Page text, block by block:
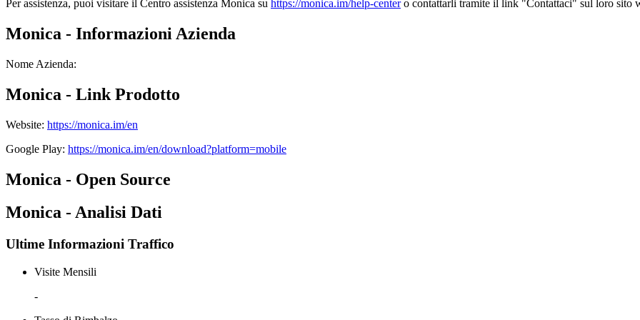
Per assistenza, puoi visitare il Centro assistenza Monica su https://monica.im/help-centero contattarli tramite il link "Contattaci" sul loro sito
Monica - Informazioni Azienda
Nome Azienda:
Monica - Link Prodotto
Website: https://monica.im/en
Google Play: https://monica.im/en/download?platform=mobile
Monica - Open Source
Monica - Analisi Dati
Ultime Informazioni Traffico
Visite Mensili
-